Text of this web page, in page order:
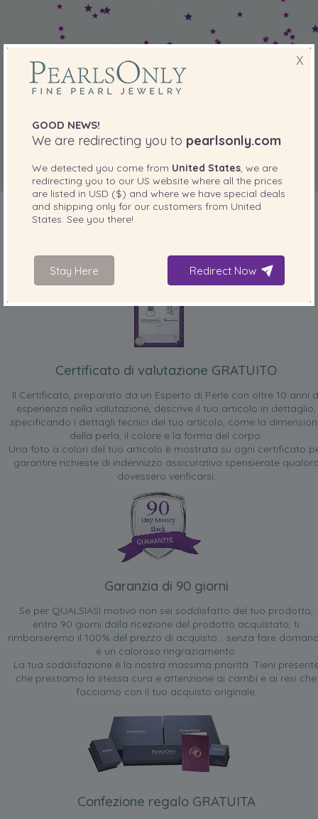
INCLUSO CON IL PRODOTTO
Certificato di valutazione GRATUITO
Il Certificato, preparato da un Esperto di Perle con oltre 10 anni
esperienza nella valutazione, descrive il tuo articolo in dettaglio,
specificando i dettagli tecnici del tuo articolo, come la
della perla, il colore e la forma del corpo.
Una foto a colori del tuo articolo è mostrata su ogni certificato
garantire richieste di indennizzo assicurativo spensierate
dovessero verificarsi.
Garanzia di 90 giorni
Se per QUALSIASI motivo non sei soddisfatto del tuo prodotto,
entro 90 giorni dalla ricezione del prodotto acquistato, ti
rimborseremo il 100% del prezzo di acquisto... senza fare
e un caloroso ringraziamento.
La tua soddisfazione è la nostra massima priorità. Tieni
che prestiamo la stessa cura e attenzione ai cambi e ai resi che
facciamo con il tuo acquisto originale.
Confezione regalo GRATUITA
X
GOOD NEWS!
We are redirecting you to pearlsonly.com
We detected you come from United States, we are
redirecting you to our US website where all the prices
are listed in USD ($) and where we have special deals
and shipping only for our customers from United
States. See you there!
Stay Here Redirect Now